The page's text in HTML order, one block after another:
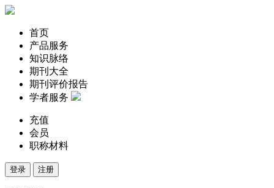
首页
产品服务
知识脉络
期刊大全
期刊评价报告
学者服务
充值
会员
职称材料
登录 注册